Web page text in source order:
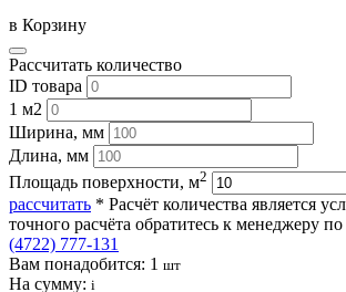
в Корзину
Рассчитать количество
ID товара
1 м2
Ширина, мм
Длина, мм
Площадь поверхности, м2
рассчитать * Расчёт количества является
точного расчёта обратитесь к менеджеру
(4722) 777-131
Вам понадобится: 1 шт
На сумму: i